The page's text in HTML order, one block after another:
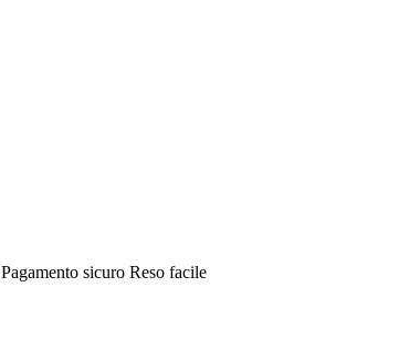
Pagamento sicuro Reso facile